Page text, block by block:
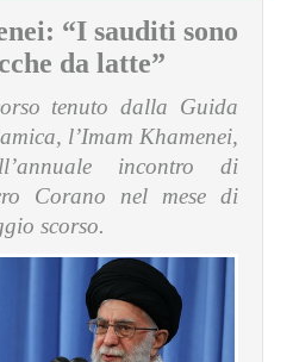
“I sauditi sono
da latte”
tenuto dalla Guida
l’Imam Khamenei,
incontro di
Corano nel mese di
scorso.